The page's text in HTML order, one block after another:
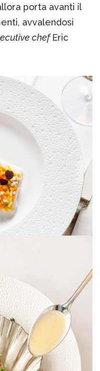
porta avanti il
avvalendosi
chefEric